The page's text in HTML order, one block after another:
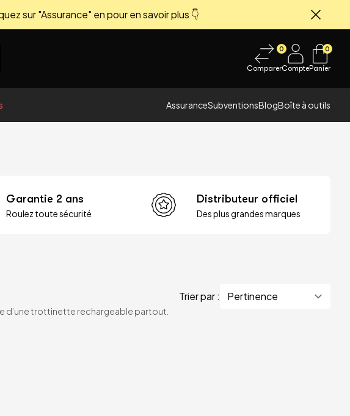
sur "Assurance" en pour en savoir plus 👇
0
ComparerCompte
0
Panier
AssuranceSubventionsBlogBoîte à outils
Garantie 2 ans
Roulez toute sécurité
Distributeur officiel
Des plus grandes marques
d’une trottinette rechargeable partout.
Trier par :